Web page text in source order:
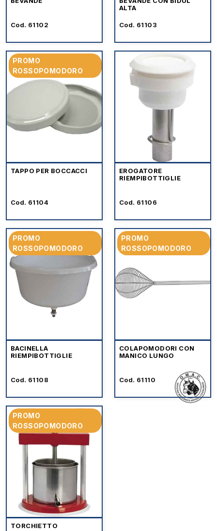
Cod. 61102
ALTA
Cod. 61103
PROMO
ROSSOPOMODORO
TAPPO PER BOCCACCI
Cod. 61104
EROGATORE
RIEMPIBOTTIGLIE
Cod. 61106
PROMO
ROSSOPOMODORO
BACINELLA
RIEMPIBOTTIGLIE
Cod. 61108
PROMO
ROSSOPOMODORO
COLAPOMODORI CON
MANICO LUNGO
Cod. 61110
PROMO
ROSSOPOMODORO
TORCHIETTO